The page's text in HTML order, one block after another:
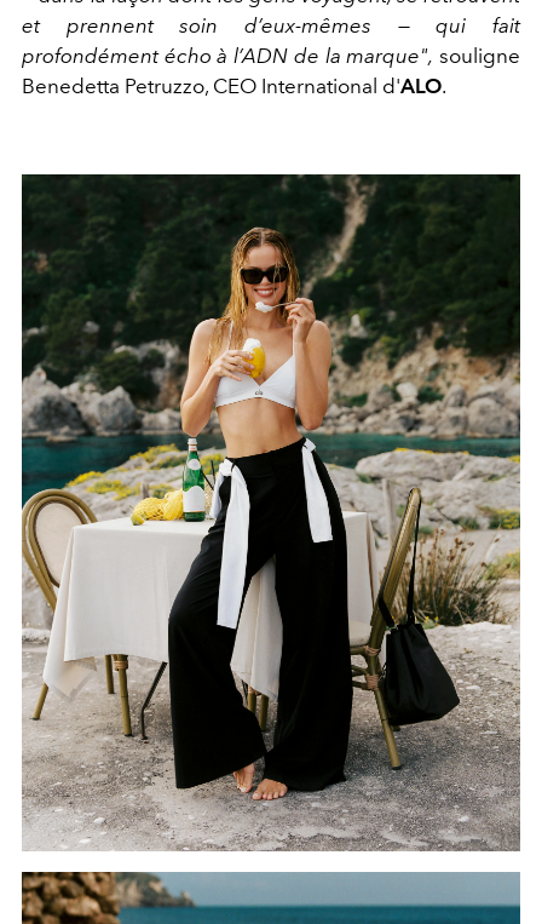
et prennent soin d’eux-mêmes — qui fait
profondément écho à l’ADN de la marque", souligne
Benedetta Petruzzo, CEO International d'ALO.